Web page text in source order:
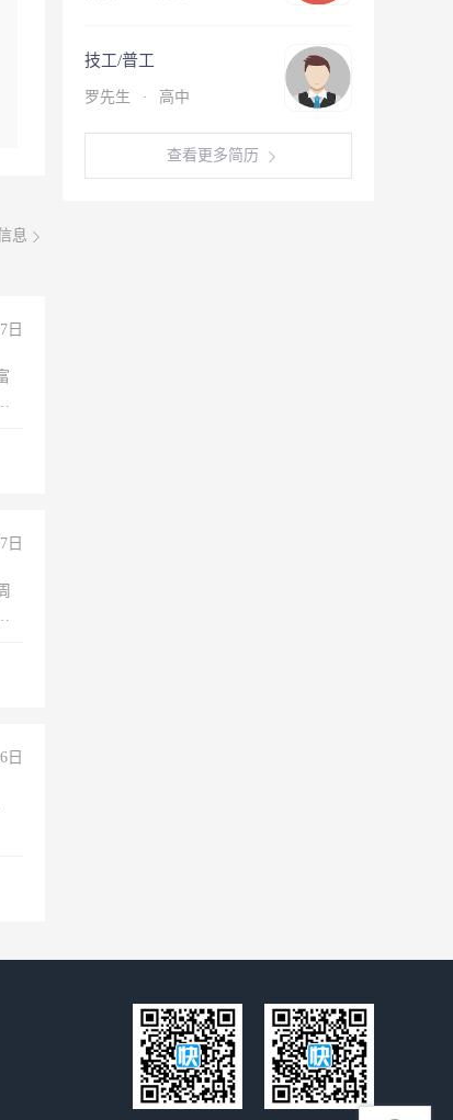
息
日
日
日
技工/普工
罗先生 · 高中
查看更多简历